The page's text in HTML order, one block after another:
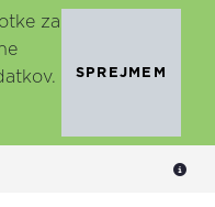
za
SPREJMEM